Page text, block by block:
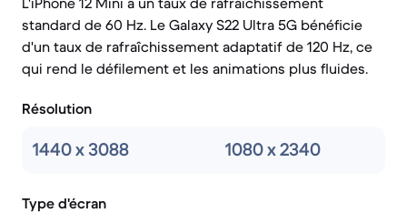
standard de 60 Hz. Le Galaxy S22 Ultra 5G bénéficie
d'un taux de rafraîchissement adaptatif de 120 Hz, ce
qui rend le défilement et les animations plus fluides.
Résolution
1440 x 3088 1080 x 2340
Type d'écran